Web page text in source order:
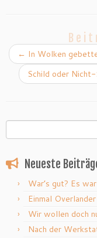
← In Wolken
Schild oder
nach:
Neueste
War’s gut? Es
Einmal
Wir wollen doch
Nach der